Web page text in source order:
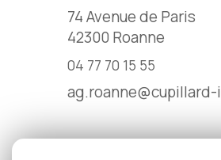
74 Avenue de Paris
42300 Roanne
04 77 70 15 55